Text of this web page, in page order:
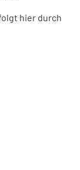
hier durch